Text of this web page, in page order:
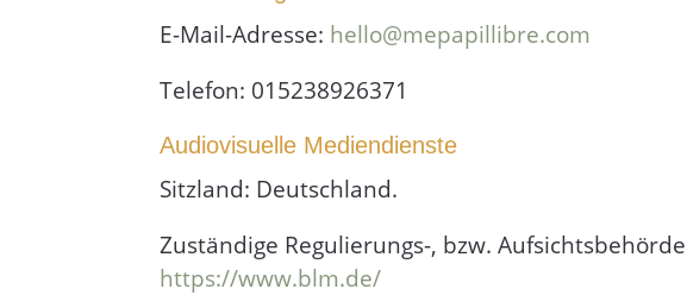
E-Mail-Adresse: hello@mepapillibre.com
Telefon: 015238926371
Audiovisuelle Mediendienste
Sitzland: Deutschland.
Zuständige Regulierungs-, bzw.
https://www.blm.de/